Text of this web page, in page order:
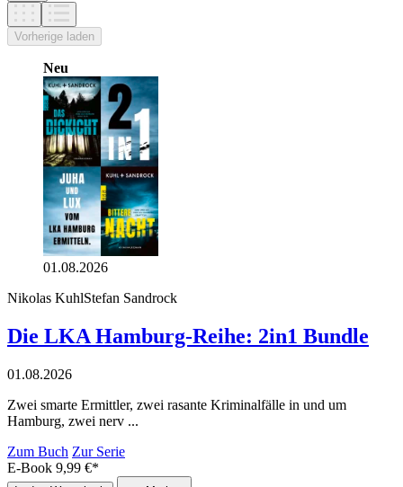
Vorherige laden
Neu
01.08.2026
Nikolas KuhlStefan Sandrock
Die LKA Hamburg-Reihe: 2in1 Bundle
01.08.2026
Zwei smarte Ermittler, zwei rasante Kriminalfälle in und um
Hamburg, zwei nerv ...
Zum Buch Zur Serie
E-Book 9,99 €*